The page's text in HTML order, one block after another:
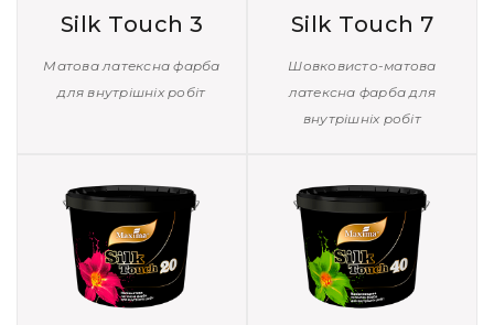
Silk Touch 3
Матова латексна фарба
для внутрішніх робіт
Silk Touch 7
Шовковисто-матова
латексна фарба для
внутрішніх робіт